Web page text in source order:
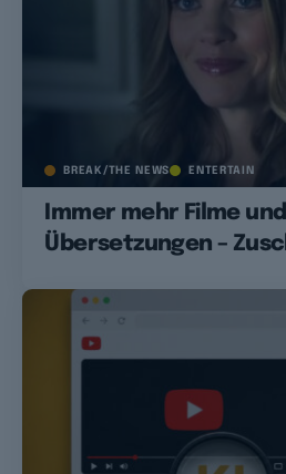
BREAK/THE NEWS ENTERTAIN
Immer mehr Filme
Übersetzungen –